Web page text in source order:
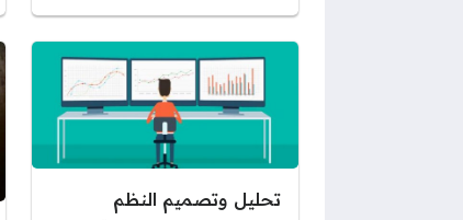
تحليل وتصميم النظم